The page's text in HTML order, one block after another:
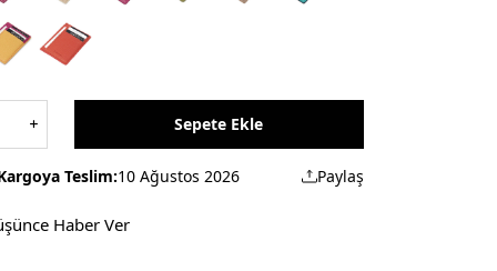
Sepete Ekle
Teslim:10 Ağustos 2026 Paylaş
Haber Ver